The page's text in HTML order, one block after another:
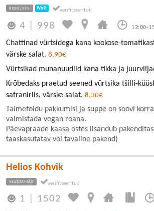
KESKLINN Wolt
4 998 12:00-
Chattinad vürtsidega kana kookose-
värske salat. 8,90€
Vürtsikad munanuudlid kana tikka ja
Krõbedaks praetud seened vürtsika tšilli-
safraniriis, värske salat. 8,30€
Taimetoidu pakkumisi ja suppe on soovi
valmistada vegan roana.
Päevapraade kaasa ostes lisandub
taaskasutatav või tavaline pakend)
Helios Kohvik
MUSTAMÄE
1 1502